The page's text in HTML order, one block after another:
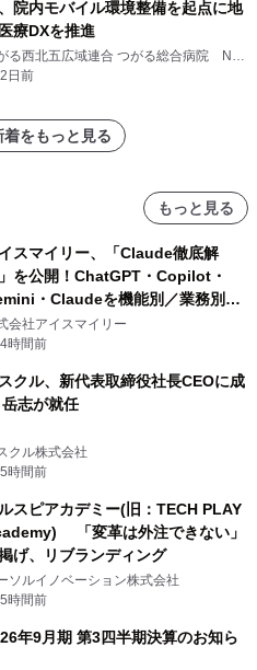
院内モバイル環境整備を起点に地
療DXを推進
る西北五広域連合 つがる総合病院 NTT
モビジネス株式会社
2日前
をもっと見る
もっと見る
スマイリー、「Claude徹底解
を公開！ChatGPT・Copilot・
・Claudeを機能別／業務別に
―自社に合う生成AIの選び方がわ
実践ガイド
会社アイスマイリー
4時間前
クル、新代表取締役社長CEOに成
志が就任
クル株式会社
5時間前
スピアカデミー(旧：TECH PLAY
「変革は外注できない」
げ、リブランディング
ソルイノベーション株式会社
5時間前
年9月期 第3四半期決算のお知ら